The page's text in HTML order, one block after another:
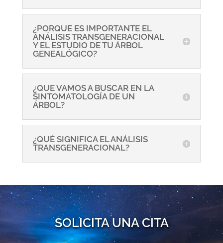
¿PORQUE ES IMPORTANTE EL
ANÁLISIS TRANSGENERACIONAL
Y EL ESTUDIO DE TU ÁRBOL
GENEALÓGICO?
¿QUE VAMOS A BUSCAR EN LA
SINTOMATOLOGÍA DE UN
ÁRBOL?
¿QUÉ SIGNIFICA EL ANÁLISIS
TRANSGENERACIONAL?
SOLICITA UNA CITA